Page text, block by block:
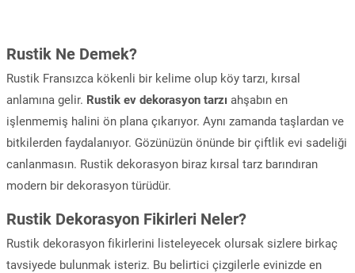
Rustik Ne Demek?
Rustik Fransızca kökenli bir kelime olup köy tarzı, kırsal
anlamına gelir. Rustik ev dekorasyon tarzı ahşabın en
işlenmemiş halini ön plana çıkarıyor. Aynı zamanda taşlardan ve
bitkilerden faydalanıyor. Gözünüzün önünde bir çiftlik evi sadeliği
canlanmasın. Rustik dekorasyon biraz kırsal tarz barındıran
modern bir dekorasyon türüdür.
Rustik Dekorasyon Fikirleri Neler?
Rustik dekorasyon fikirlerini listeleyecek olursak sizlere birkaç
tavsiyede bulunmak isteriz. Bu belirtici çizgilerle evinizde en